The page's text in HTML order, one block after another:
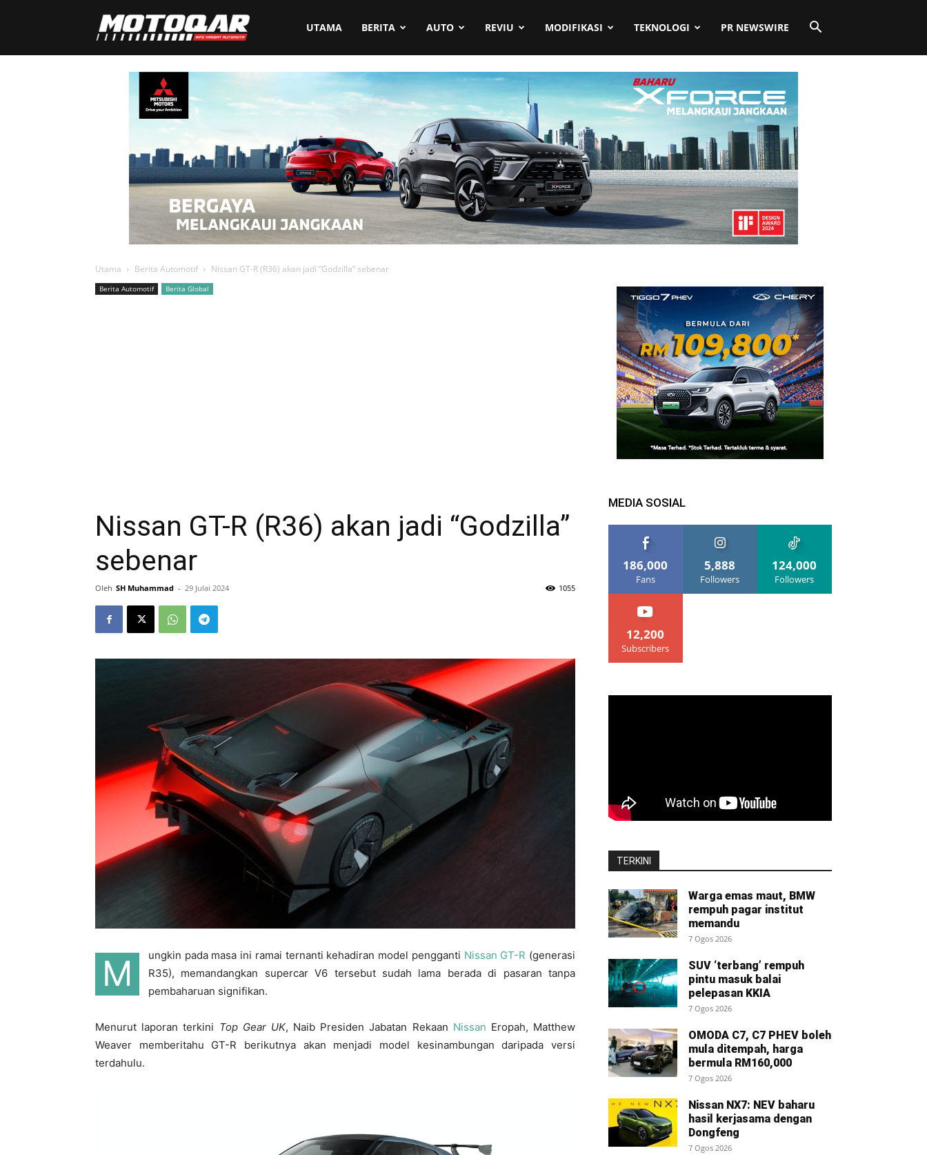
Motoqar UTAMA BERITA AUTO REVIU MODIFIKASI TEKNOLOGI PR NEWSWIRE
Utama Berita Automotif Nissan GT-R (R36) akan jadi “Godzilla” sebenar
Berita Automotif Berita Global
Nissan GT-R (R36) akan jadi “Godzilla”
sebenar
Oleh SH Muhammad - 29 Julai 2024 1055
M ungkin pada masa ini ramai ternanti kehadiran model pengganti Nissan GT-R (generasi
R35), memandangkan supercar V6 tersebut sudah lama berada di pasaran tanpa
pembaharuan signifikan.
Menurut laporan terkini Top Gear UK, Naib Presiden Jabatan Rekaan Nissan Eropah, Matthew
Weaver memberitahu GT-R berikutnya akan menjadi model kesinambungan daripada versi
terdahulu.
MEDIA SOSIAL
186,000
Fans
5,888
Followers
124,000
Followers
12,200
Subscribers
TERKINI
Warga emas maut, BMW
rempuh pagar institut
memandu
7 Ogos 2026
SUV ‘terbang’ rempuh
pintu masuk balai
pelepasan KKIA
7 Ogos 2026
OMODA C7, C7 PHEV boleh
mula ditempah, harga
bermula RM160,000
7 Ogos 2026
Nissan NX7: NEV baharu
hasil kerjasama dengan
Dongfeng
7 Ogos 2026